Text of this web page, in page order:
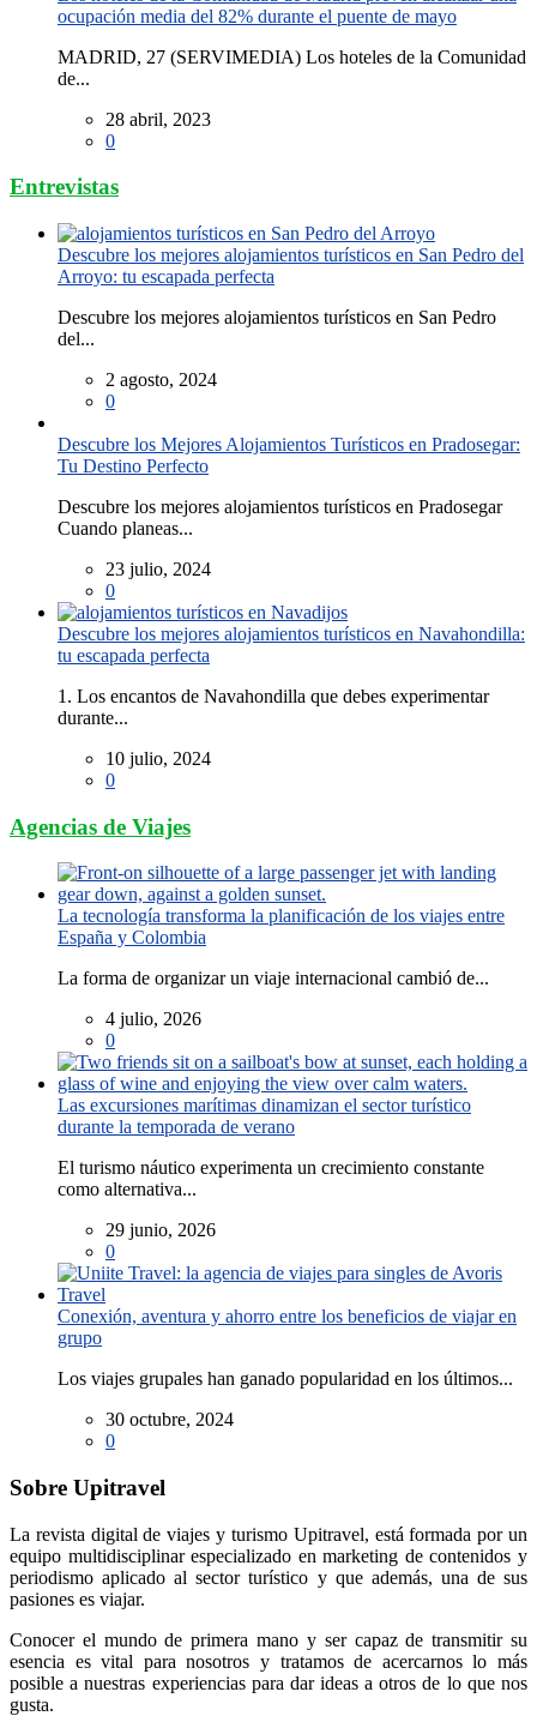
ocupación media del 82% durante el puente de mayo
MADRID, 27 (SERVIMEDIA) Los hoteles de la Comunidad
de...
28 abril, 2023
0
Entrevistas
Descubre los mejores alojamientos turísticos en San Pedro del
Arroyo: tu escapada perfecta
Descubre los mejores alojamientos turísticos en San Pedro
del...
2 agosto, 2024
0
Descubre los Mejores Alojamientos Turísticos en Pradosegar:
Tu Destino Perfecto
Descubre los mejores alojamientos turísticos en Pradosegar
Cuando planeas...
23 julio, 2024
0
Descubre los mejores alojamientos turísticos en Navahondilla:
tu escapada perfecta
1. Los encantos de Navahondilla que debes experimentar
durante...
10 julio, 2024
0
Agencias de Viajes
La tecnología transforma la planificación de los viajes entre
España y Colombia
La forma de organizar un viaje internacional cambió de...
4 julio, 2026
0
Las excursiones marítimas dinamizan el sector turístico
durante la temporada de verano
El turismo náutico experimenta un crecimiento constante
como alternativa...
29 junio, 2026
0
Conexión, aventura y ahorro entre los beneficios de viajar en
grupo
Los viajes grupales han ganado popularidad en los últimos...
30 octubre, 2024
0
Sobre Upitravel
La revista digital de viajes y turismo Upitravel, está formada por un
equipo multidisciplinar especializado en marketing de contenidos y
periodismo aplicado al sector turístico y que además, una de sus
pasiones es viajar.
Conocer el mundo de primera mano y ser capaz de transmitir su
esencia es vital para nosotros y tratamos de acercarnos lo más
posible a nuestras experiencias para dar ideas a otros de lo que nos
gusta.